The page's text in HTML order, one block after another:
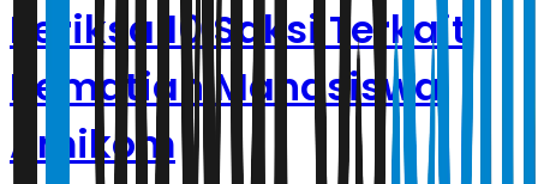
Periksa 10 Saksi Terkait
Kematian Mahasiswa
Amikom